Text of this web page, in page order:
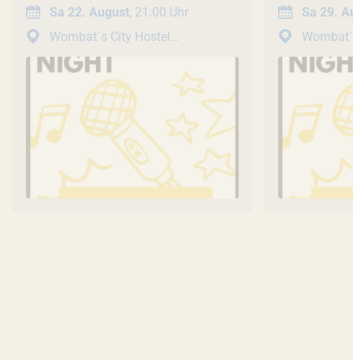
Sa 22. August, 21:00 Uhr
Sa 29.